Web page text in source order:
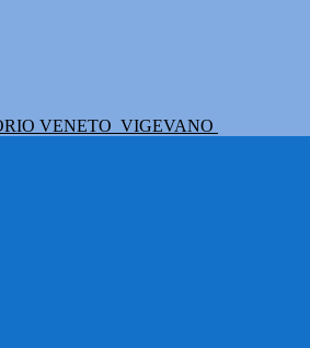
VENETO VIGEVANO